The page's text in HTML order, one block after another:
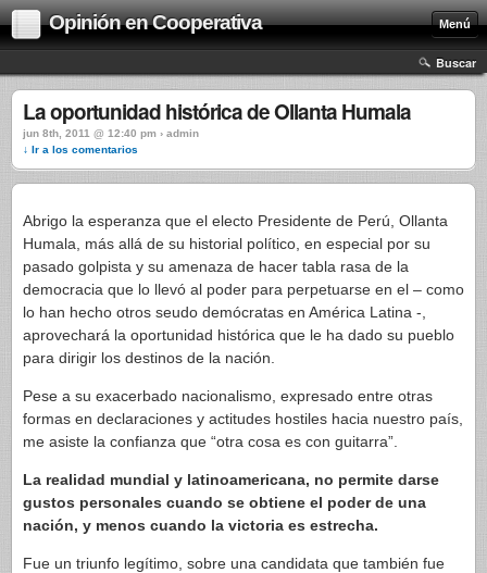
Opinión en Cooperativa Menú
Buscar
La oportunidad histórica de Ollanta Humala
jun 8th, 2011 @ 12:40 pm › admin
↓ Ir a los comentarios
Abrigo la esperanza que el electo Presidente de Perú, Ollanta
Humala, más allá de su historial político, en especial por su
pasado golpista y su amenaza de hacer tabla rasa de la
democracia que lo llevó al poder para perpetuarse en el – como
lo han hecho otros seudo demócratas en América Latina -,
aprovechará la oportunidad histórica que le ha dado su pueblo
para dirigir los destinos de la nación.
Pese a su exacerbado nacionalismo, expresado entre otras
formas en declaraciones y actitudes hostiles hacia nuestro país,
me asiste la confianza que “otra cosa es con guitarra”.
La realidad mundial y latinoamericana, no permite darse
gustos personales cuando se obtiene el poder de una
nación, y menos cuando la victoria es estrecha.
Fue un triunfo legítimo, sobre una candidata que también fue